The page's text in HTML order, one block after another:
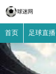
首页 足球直播